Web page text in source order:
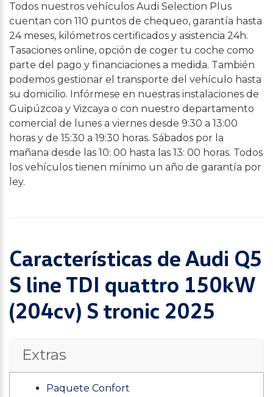
Todos nuestros vehículos Audi Selection Plus
cuentan con 110 puntos de chequeo, garantía hasta
24 meses, kilómetros certificados y asistencia 24h.
Tasaciones online, opción de coger tu coche como
parte del pago y financiaciones a medida. También
podemos gestionar el transporte del vehículo hasta
su domicilio. Infórmese en nuestras instalaciones de
Guipúzcoa y Vizcaya o con nuestro departamento
comercial de lunes a viernes desde 9:30 a 13:00
horas y de 15:30 a 19:30 horas. Sábados por la
mañana desde las 10: 00 hasta las 13: 00 horas. Todos
los vehículos tienen mínimo un año de garantía por
ley.
Características de Audi Q5
S line TDI quattro 150kW
(204cv) S tronic 2025
Extras
Paquete Confort